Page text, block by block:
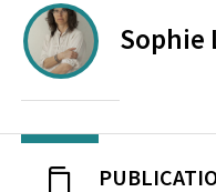
Sophie